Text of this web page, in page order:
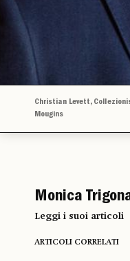
Christian Levett,
Mougins
Monica
Leggi i suoi articoli
ARTICOLI CORRELATI